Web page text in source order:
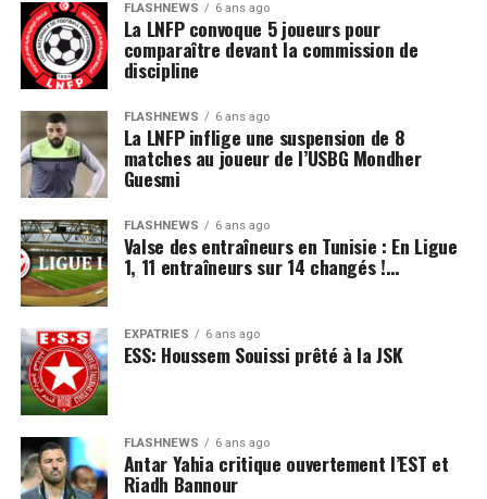
FLASHNEWS 6 ans ago
La LNFP convoque 5 joueurs pour
comparaître devant la commission de
discipline
FLASHNEWS 6 ans ago
La LNFP inflige une suspension de 8
matches au joueur de l’USBG Mondher
Guesmi
FLASHNEWS 6 ans ago
Valse des entraîneurs en Tunisie : En Ligue
1, 11 entraîneurs sur 14 changés !…
EXPATRIÉS 6 ans ago
ESS: Houssem Souissi prêté à la JSK
FLASHNEWS 6 ans ago
Antar Yahia critique ouvertement l’EST et
Riadh Bannour